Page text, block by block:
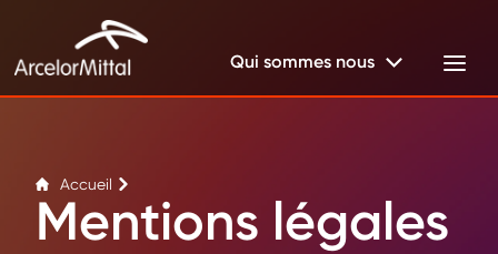
Qui sommes nous
Accueil
Mentions légales